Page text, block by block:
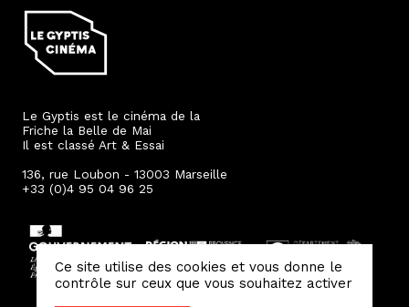
Le Gyptis est le cinéma de la
Friche la Belle de Mai
Il est classé Art & Essai
136, rue Loubon - 13003 Marseille
+33 (0)4 95 04 96 25
Ce site utilise des cookies et vous donne le
contrôle sur ceux que vous souhaitez activer